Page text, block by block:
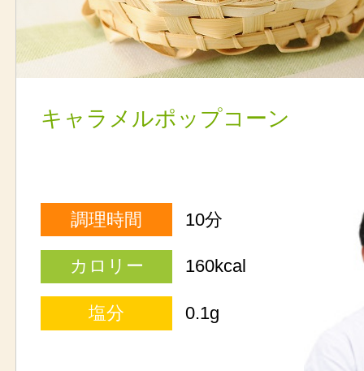
キャラメルポップコーン
調理時間 10分
カロリー 160kcal
塩分 0.1g